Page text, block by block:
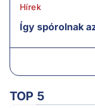
Hírek
Így spórolnak
TOP 5